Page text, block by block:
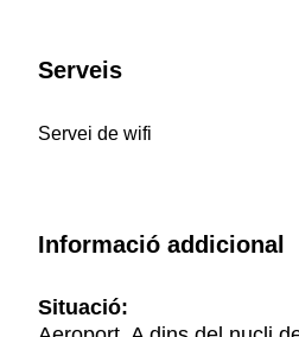
Serveis
Servei de wifi
Informació addicional
Situació: